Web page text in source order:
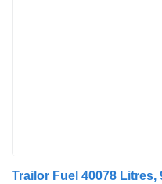
Trailor Fuel 40078